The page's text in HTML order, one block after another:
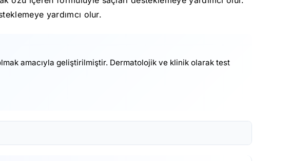
yardımcı olur.
amacıyla geliştirilmiştir. Dermatolojik ve klinik olarak test